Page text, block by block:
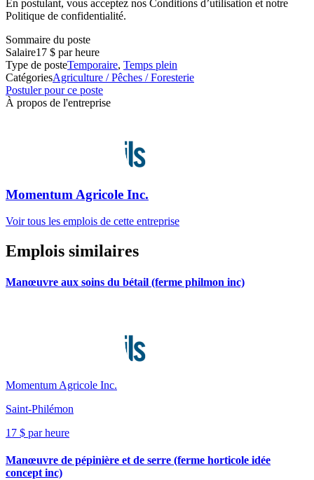
En postulant, vous acceptez nos Conditions d’utilisation et notre
Politique de confidentialité.
Sommaire du poste
Salaire17 $ par heure
Type de posteTemporaire, Temps plein
CatégoriesAgriculture / Pêches / Foresterie
Postuler pour ce poste
À propos de l'entreprise
Momentum Agricole Inc.
Voir tous les emplois de cette entreprise
Emplois similaires
Manœuvre aux soins du bétail (ferme philmon inc)
Momentum Agricole Inc.
Saint-Philémon
17 $ par heure
Manœuvre de pépinière et de serre (ferme horticole idée
concept inc)